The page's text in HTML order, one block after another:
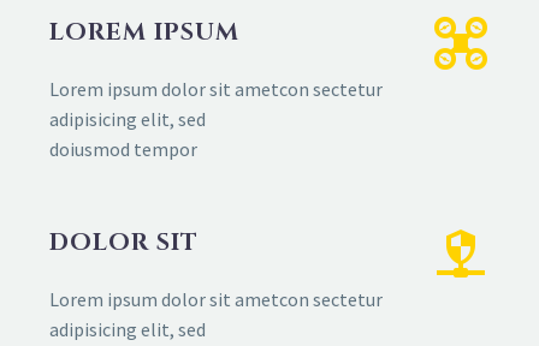
LOREM IPSUM
Lorem ipsum dolor sit ametcon sectetur
adipisicing elit, sed
doiusmod tempor
DOLOR SIT
Lorem ipsum dolor sit ametcon sectetur
adipisicing elit, sed